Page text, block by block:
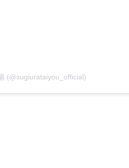
(@sugiurataiyou_official)